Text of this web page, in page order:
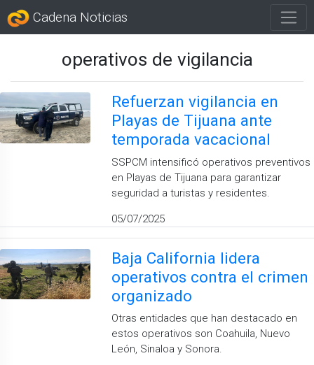
Cadena Noticias
operativos de vigilancia
Refuerzan vigilancia en
Playas de Tijuana ante
temporada vacacional
SSPCM intensificó operativos preventivos
en Playas de Tijuana para garantizar
seguridad a turistas y residentes.
05/07/2025
Baja California lidera
operativos contra el crimen
organizado
Otras entidades que han destacado en
estos operativos son Coahuila, Nuevo
León, Sinaloa y Sonora.